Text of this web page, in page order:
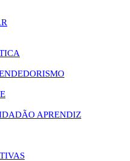
APRENDIZ